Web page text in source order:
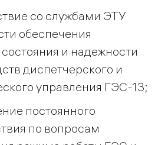
со службами ЭТУ
обеспечения
и надежности
диспетчерского и
управления ГЭС-13;
постоянного
по вопросам